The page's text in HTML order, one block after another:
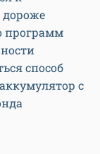
дороже
программ
способ
с